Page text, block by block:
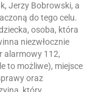
Jerzy Bobrowski, a
do tego celu.
osoba, która
niezwłocznie
alarmowy 112,
to możliwe), miejsce
oraz